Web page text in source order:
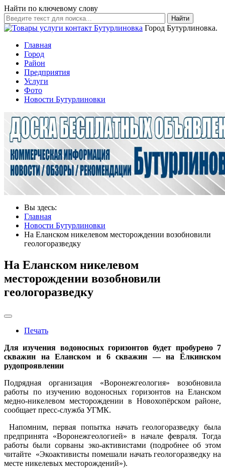
Найти по ключевому слову
Найти
Город Бутурлиновка.
Главная
Город
Район
Предприятия
Услуги
Фото
Новости Бутурлиновки
Вы здесь:
Главная
Новости Бутурлиновки
На Еланском никелевом месторождении возобновили
геологоразведку
На Еланском никелевом
месторождении возобновили
геологоразведку
Печать
Для изучения водоносных горизонтов будет пробурено 7
скважин на Еланском и 6 скважин — на Ёлкинском
рудопроявлении
Подрядная организация «Воронежгеология» возобновила
работы по изучению водоносных горизонтов на Еланском
медно-никелевом месторождении в Новохопёрском районе,
сообщает пресс-служба УГМК.
Напомним, первая попытка начать геологоразведку была
предпринята «Воронежгеологией» в начале февраля. Тогда
работы были сорваны эко-активистами (подробнее об этом
читайте «Экоактивисты помешали начать геологоразведку на
месте никелевых месторождений»).